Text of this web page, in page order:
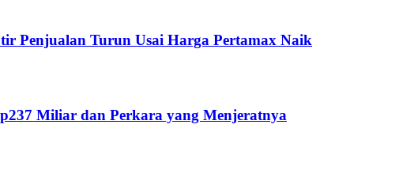
Penjualan Turun Usai Harga Pertamax Naik
Miliar dan Perkara yang Menjeratnya